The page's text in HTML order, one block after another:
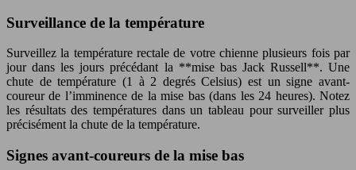
Surveillance de la température
Surveillez la température rectale de votre chienne plusieurs fois par
jour dans les jours précédant la **mise bas Jack Russell**. Une
chute de température (1 à 2 degrés Celsius) est un signe avant-
coureur de l’imminence de la mise bas (dans les 24 heures). Notez
les résultats des températures dans un tableau pour surveiller plus
précisément la chute de la température.
Signes avant-coureurs de la mise bas